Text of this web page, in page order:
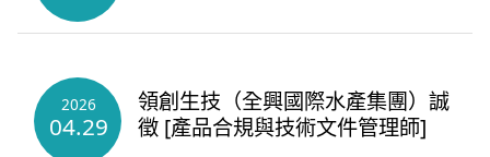
2026
04.29
領創生技（全興國際水產集團）誠
徵 [產品合規與技術文件管理師]